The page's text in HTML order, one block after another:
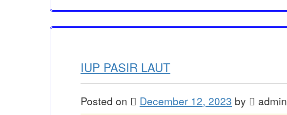
IUP PASIR LAUT
Posted on December 12, 2023 by
admin